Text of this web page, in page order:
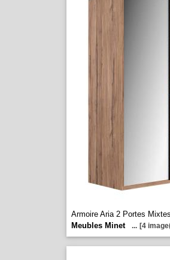
Armoire Aria 2 Portes
Meubles Minet
... [4